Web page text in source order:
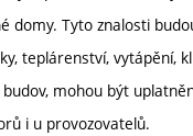
domy. Tyto znalosti
teplárenství, vytápění,
mohou být
i u provozovatelů.